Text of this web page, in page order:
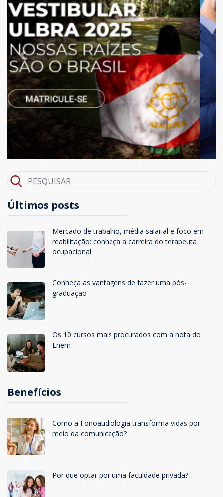
Previous Next
Últimos posts
Mercado de trabalho, média salarial e foco em
reabilitação: conheça a carreira do terapeuta
ocupacional
Conheça as vantagens de fazer uma pós-
graduação
Os 10 cursos mais procurados com a nota do
Enem
Benefícios
Como a Fonoaudiologia transforma vidas por
meio da comunicação?
Por que optar por uma faculdade privada?